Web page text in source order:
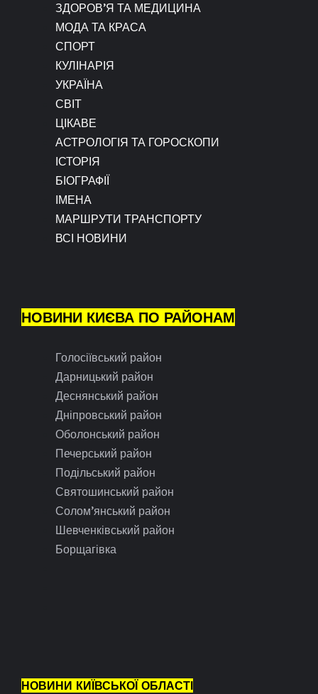
ЗДОРОВ’Я ТА МЕДИЦИНА
МОДА ТА КРАСА
СПОРТ
КУЛІНАРІЯ
УКРАЇНА
СВІТ
ЦІКАВЕ
АСТРОЛОГІЯ ТА ГОРОСКОПИ
ІСТОРІЯ
БІОГРАФІЇ
ІМЕНА
МАРШРУТИ ТРАНСПОРТУ
ВСІ НОВИНИ
НОВИНИ КИЄВА ПО РАЙОНАМ
Голосіївський район
Дарницький район
Деснянський район
Дніпровський район
Оболонський район
Печерський район
Подільський район
Святошинський район
Солом’янський район
Шевченківський район
Борщагівка
НОВИНИ КИЇВСЬКОЇ ОБЛАСТІ